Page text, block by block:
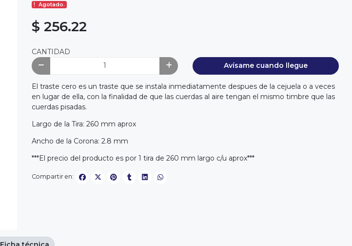
Agotado.
$ 256.22
CANTIDAD
Avísame cuando llegue
El traste cero es un traste que se instala inmediatamente despues de la cejuela o a veces
en lugar de ella, con la finalidad de que las cuerdas al aire tengan el mismo timbre que las
cuerdas pisadas.
Largo de la Tira: 260 mm aprox
Ancho de la Corona: 2.8 mm
***El precio del producto es por 1 tira de 260 mm largo c/u aprox***
Compartir en: